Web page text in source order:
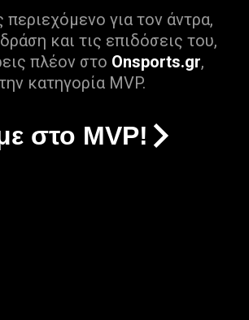
περιεχόμενο για τον άντρα,
και τις επιδόσεις του,
πλέον στο Onsports.gr,
κατηγορία MVP.
στο MVP!